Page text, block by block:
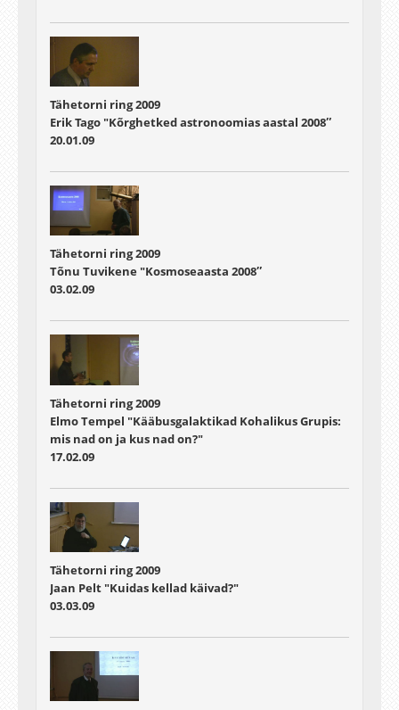
Tähetorni ring 2009
Erik Tago "Kõrghetked astronoomias aastal 2008″
20.01.09
Tähetorni ring 2009
Tõnu Tuvikene "Kosmoseaasta 2008″
03.02.09
Tähetorni ring 2009
Elmo Tempel "Kääbusgalaktikad Kohalikus Grupis:
mis nad on ja kus nad on?"
17.02.09
Tähetorni ring 2009
Jaan Pelt "Kuidas kellad käivad?"
03.03.09